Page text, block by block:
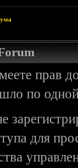
прав
по
для